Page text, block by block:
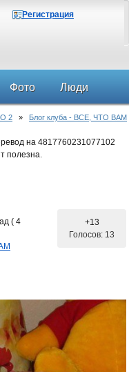
Регистрация
Фото Люди
2 » Блог клуба - ВСЕ, ЧТО ВАМ
на 4817760231077102
полезна.
( 4
+13
Голосов: 13